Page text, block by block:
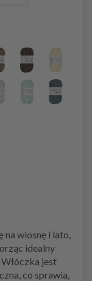
wiosnę i lato,
idealny
jest
co sprawia,